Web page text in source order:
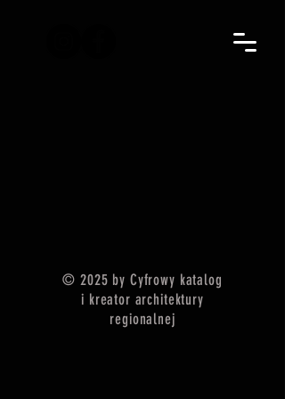
© 2025 by Cyfrowy katalog
i kreator architektury
regionalnej